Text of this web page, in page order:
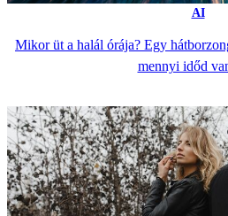
AI
Mikor üt a halál órája? Egy
mennyi időd